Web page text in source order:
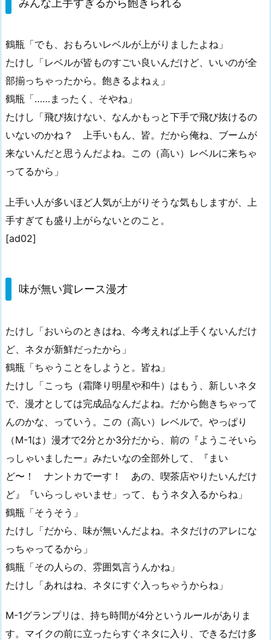
みんな上手すぎるから飽きられる
鶴瓶「でも、おもろいレベルが上がりましたよね」
たけし「レベルが皆ものすごい良いんだけど、いいのが全
部揃っちゃったから。飽きるよねぇ」
鶴瓶「……まったく、そやね」
たけし「飛び抜けない、なんかもっと下手で飛び抜けるの
いないのかね？ 上手いもん、皆。だから俺ね、ブームが
来ないんだと思うんだよね。この（高い）レベルに来ちゃ
ってるから」
上手い人が多いほど人気が上がりそうな気もしますが、上
手すぎても盛り上がらないとのこと。
[ad02]
味が無い賞レース漫才
たけし「おいらのときはね、今考えれば上手くないんだけ
ど、ネタが新鮮だったから」
鶴瓶「ちゃうことをしようと。皆ね」
たけし「こっち（霜降り明星や和牛）はもう、新しいネタ
で、漫才としては完成品なんだよね。だから飽きちゃって
んのかな、っていう。この（高い）レベルで。やっぱり
（M-1は）漫才で2分とか3分だから、前の『ようこそいら
っしゃいましたー』みたいなの全部外して、『まい
ど〜！ ナントカでーす！ あの、喫茶店やりたいんだけ
ど』『いらっしゃいませ」って、もうネタ入るからね」
鶴瓶「そうそう」
たけし「だから、味が無いんだよね。ネタだけのアレにな
っちゃってるから」
鶴瓶「その人らの、雰囲気言うんかね」
たけし「あれはね、ネタにすぐ入っちゃうからね」
M-1グランプリは、持ち時間が4分というルールがありま
す。マイクの前に立ったらすぐネタに入り、できるだけ多